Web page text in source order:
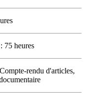
75 heures
rendu d'articles,